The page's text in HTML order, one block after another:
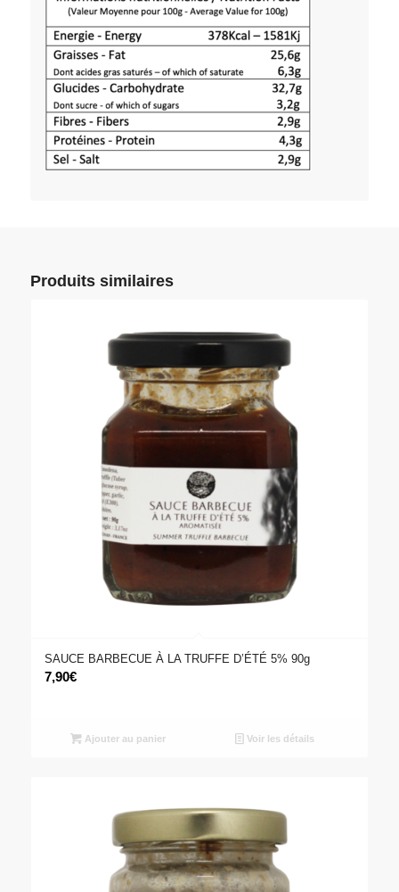
Produits similaires
SAUCE BARBECUE À LA TRUFFE D’ÉTÉ 5% 90g
7,90€
Ajouter au panier Voir les détails